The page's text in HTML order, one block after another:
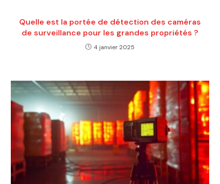
Quelle est la portée de détection des caméras
de surveillance pour les grandes propriétés ?
4 janvier 2025